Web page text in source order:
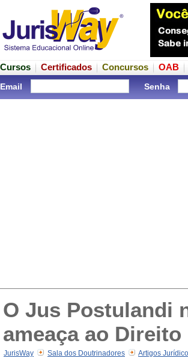
Cursos Certificados Concursos OAB
Email Senha
O Jus Postulandi
ameaça ao Direito
JurisWay Sala dos Doutrinadores Artigos